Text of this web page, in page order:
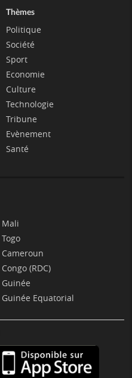
Thèmes
Politique
Société
Sport
Economie
Culture
Technologie
Tribune
Evènement
Santé
Mali
Togo
Cameroun
Congo (RDC)
Guinée
Guinée Equatorial